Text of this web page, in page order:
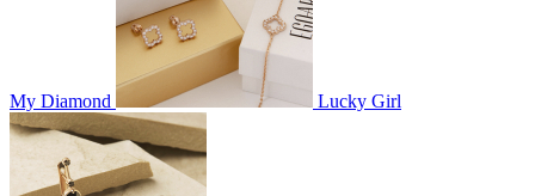
My Diamond Lucky Girl